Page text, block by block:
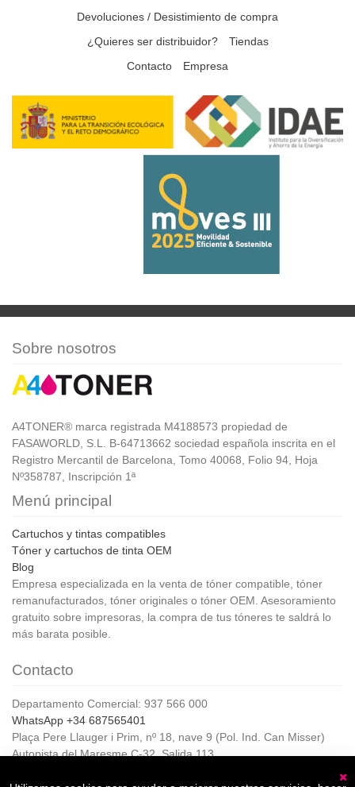
Devoluciones / Desistimiento de compra
¿Quieres ser distribuidor?
Tiendas
Contacto
Empresa
Sobre nosotros
A4TONER® marca registrada M4188573 propiedad de
FASAWORLD, S.L. B-64713662 sociedad española inscrita en el
Registro Mercantil de Barcelona, Tomo 40068, Folio 94, Hoja
Nº358787, Inscripción 1ª
Menú principal
Cartuchos y tintas compatibles
Tóner y cartuchos de tinta OEM
Blog
Empresa especializada en la venta de tóner compatible, tóner
remanufacturados, tóner originales o tóner OEM. Asesoramiento
gratuito sobre impresoras, la compra de tus tóneres te saldrá lo
más barata posible.
Contacto
Departamento Comercial: 937 566 000
WhatsApp +34 687565401
Plaça Pere Llauger i Prim, nº 18, nave 9 (Pol. Ind. Can Misser)
Autopista del Maresme C-32, Salida 113